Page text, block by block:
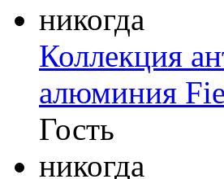
никогда
Коллекция
алюминия
Гость
никогда